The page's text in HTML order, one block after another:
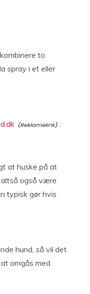
to
spray i et eller
.
at huske på at
altså også være
typisk gør hvis
hund, så vil det
omgås med